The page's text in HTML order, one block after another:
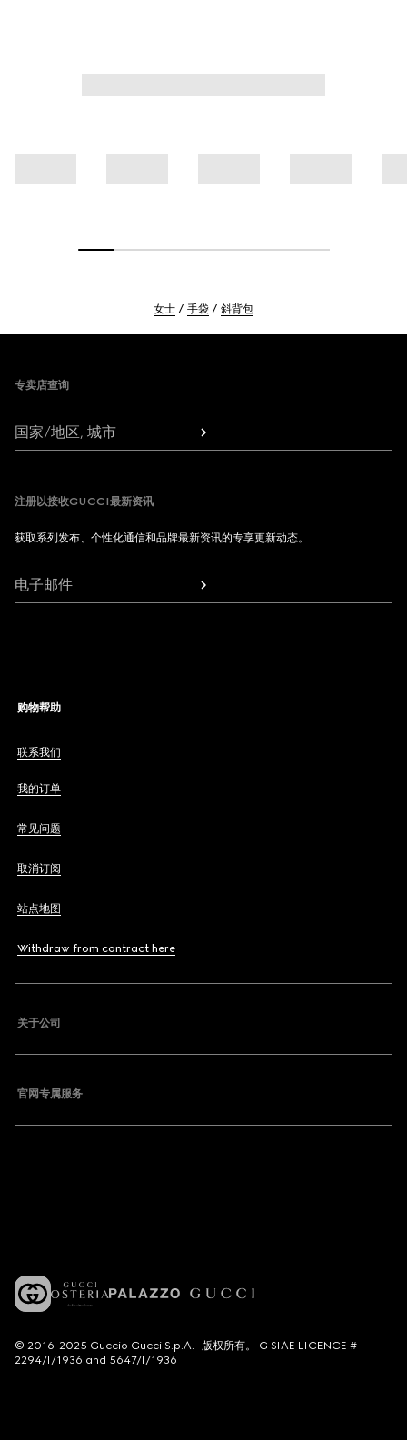
女士 手袋 斜背包
专卖店查询
国家/地区, 城市
注册以接收GUCCI最新资讯
获取系列发布、个性化通信和品牌最新资讯的专享更新动态。
电子邮件
购物帮助
联系我们
我的订单
常见问题
取消订阅
站点地图
Withdraw from contract here
关于公司
官网专属服务
© 2016-2025 Guccio Gucci S.p.A.- 版权所有。 G SIAE LICENCE #
2294/I/1936 and 5647/I/1936